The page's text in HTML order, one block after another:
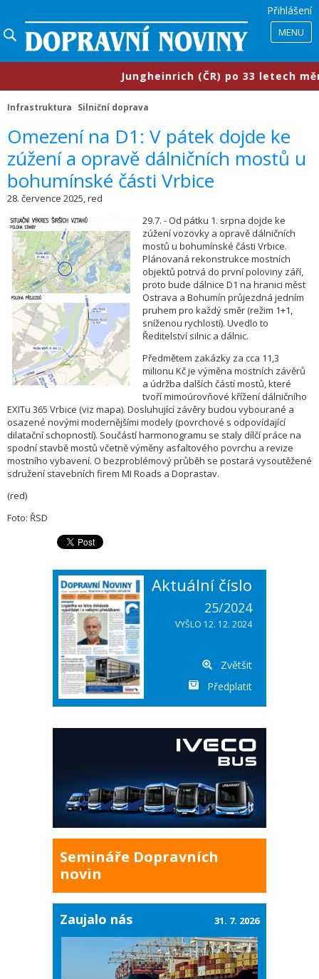
Přihlášení
MENU
​Jungheinrich (ČR) po 33 letech mění
Infrastruktura Silniční doprava
​Omezení na D1: V pátek dojde ke
zúžení a opravě dálničních mostů u
bohumínské části Vrbice
28. července 2025, red
29.7. - Od pátku 1. srpna dojde ke
zúžení vozovky a opravě dálničních
mostů u bohumínské části Vrbice.
Plánovaná rekonstrukce mostních
objektů potrvá do první poloviny září,
proto bude dálnice D1 na hranici měst
Ostrava a Bohumín průjezdná jedním
pruhem pro každý směr (režim 1+1,
sníženou rychlostí). Uvedlo to
Ředitelství silnic a dálnic.
Předmětem zakázky za cca 11,3
milionu Kč je výměna mostních závěrů
a údržba dalších částí mostů, které
tvoří mimoúrovňové křížení dálničního
EXITu 365 Vrbice (viz mapa). Dosluhující závěry budou vybourané a
osazené novými modernějšími modely (povrchové s odpovídající
dilatační schopností). Součástí harmonogramu se staly dílčí práce na
spodní stavbě mostů včetně výměny asfaltového povrchu a revize
mostního vybavení. O bezproblémový průběh se postará vysoutěžené
sdružení stavebních firem MI Roads a Doprastav.
(red)
Foto: ŘSD
Aktuální číslo
25/2024
VYŠLO 12. 12. 2024
Zvětšit
Předplatit
Semináře Dopravních
novin
Zaujalo nás 31. 7. 2026